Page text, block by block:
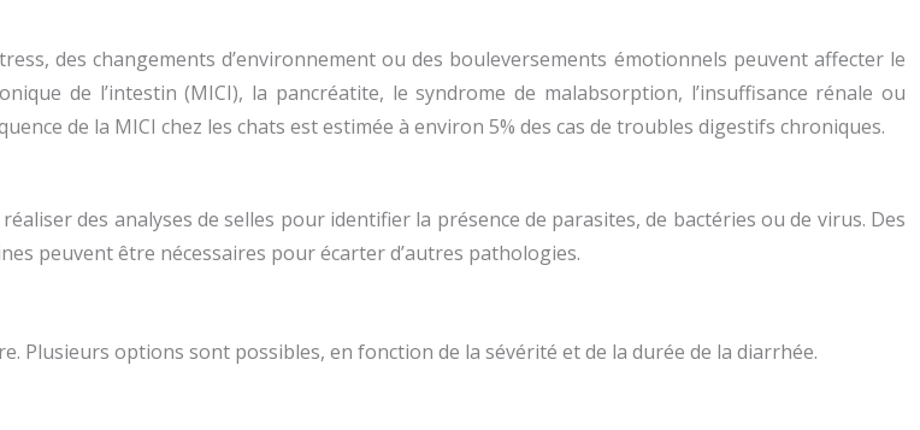
des changements d’environnement ou des bouleversements émotionnels peuvent affecter le
de l’intestin (MICI), la pancréatite, le syndrome de malabsorption, l’insuffisance rénale ou
de la MICI chez les chats est estimée à environ 5% des cas de troubles digestifs chroniques.
des analyses de selles pour identifier la présence de parasites, de bactéries ou de virus. Des
peuvent être nécessaires pour écarter d’autres pathologies.
Plusieurs options sont possibles, en fonction de la sévérité et de la durée de la diarrhée.